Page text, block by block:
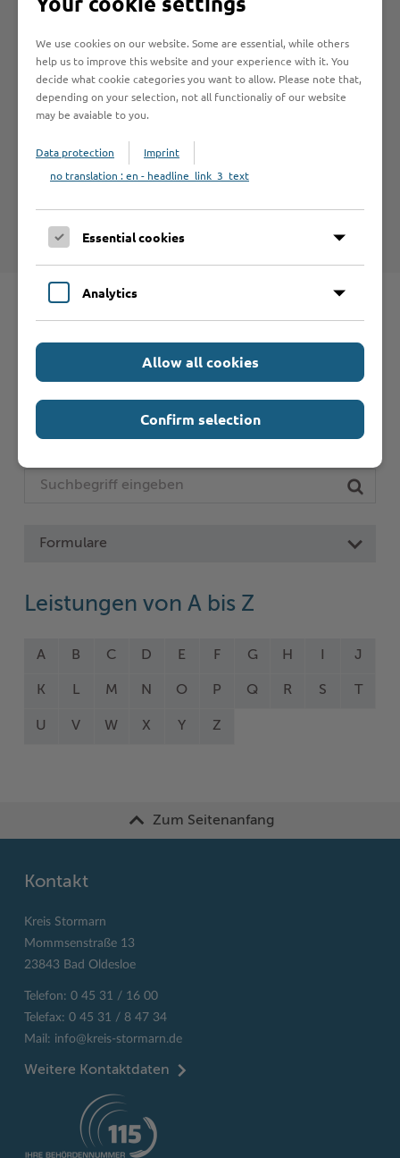
Idealer Standort für die eigenen vier Wände
Das Drehkreuz des Nordens
Natur – das höchste Gut in Stormarn
Bundesweit vorn – in Schleswig-Holstein spitze
Stormarn – direkter Nachbar vom „Tor zur Welt“
In Stormarn wohnen – den Ruhestand genießen
Ein kurzer Blick in die Vergangenheit
Schnelleinstieg
Online-Services
Formulare
Leistungen von A bis Z
A B C D E F G H J
K L M N O P Q R S T
U V W X Y Z
Zum Seitenanfang
Kontakt
Kreis Stormarn
Mommsenstraße 13
23843 Bad Oldesloe
Telefon: 0 45 31 / 16 00
Telefax: 0 45 31 / 8 47 34
Mail: info@kreis-stormarn.de
Weitere Kontaktdaten
We use cookies on our website. Some are essential, while others
help us to improve this website and your experience with it. You
decide what cookie categories you want to allow. Please note that,
depending on your selection, not all functionaliy of our website
may be avaiable to you.
Data protection
Imprint
no translation : en - headline_link_3_text
Essential cookies
Analytics
Allow all cookies
Confirm selection